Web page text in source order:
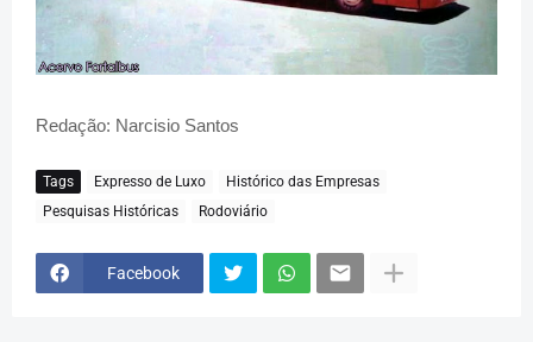
Redação: Narcisio Santos
Tags Expresso de Luxo
Histórico das Empresas
Pesquisas Históricas
Rodoviário
Facebook